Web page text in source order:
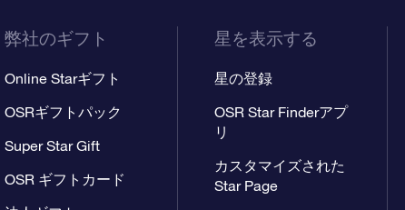
弊社のギフト
Online Starギフト
OSRギフトパック
Super Star Gift
OSR ギフトカード
星を表示する
星の登録
OSR Star Finderアプ
リ
カスタマイズされた
Star Page